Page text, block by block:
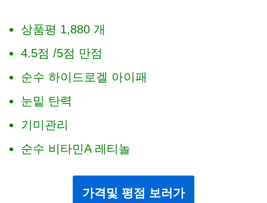
상품평 1,880 개
4.5점 /5점 만점
순수 하이드로겔 아이패
눈밑 탄력
기미관리
순수 비타민A 레티놀
가격및 평점 보러가